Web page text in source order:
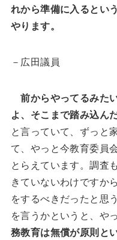
れから準備に入るとい
やります。
－広田議員
前からやってるみた
よ、そこまで踏み込ん
と言っていて、ずっと
て、やっと今教育委員
とらえています。調査
きていないわけですか
をするべきだったと思
を言うかというと、や
務教育は無償が原則と